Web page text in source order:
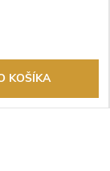
predajca.
KOŠÍKA